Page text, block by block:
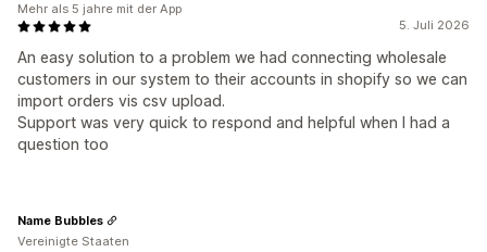
5. Juli 2026
An easy solution to a problem we had connecting wholesale
customers in our system to their accounts in shopify so we can
import orders vis csv upload.
Support was very quick to respond and helpful when I had a
question too
Mehr als 5 jahre mit der App
Name Bubbles
Vereinigte Staaten